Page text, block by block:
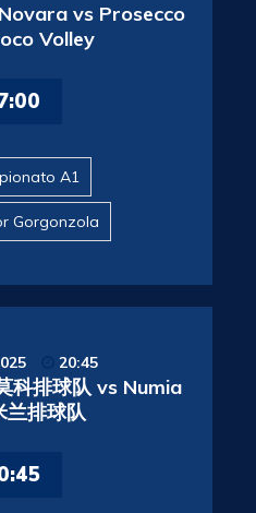
vs Prosecco
Volley
A1
Gorgonzola
20:45
科排球队 vs Numia
兰排球队